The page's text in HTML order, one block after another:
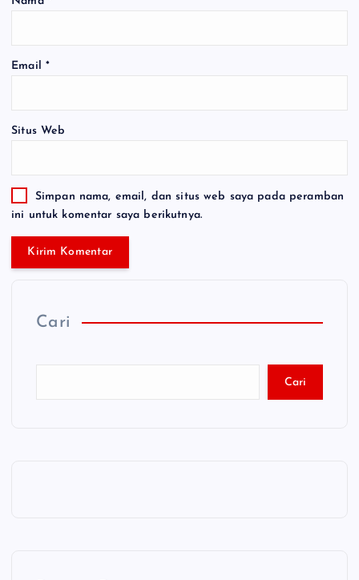
Email *
Situs Web
Simpan nama, email, dan situs web saya pada peramban
ini untuk komentar saya berikutnya.
Cari
Cari